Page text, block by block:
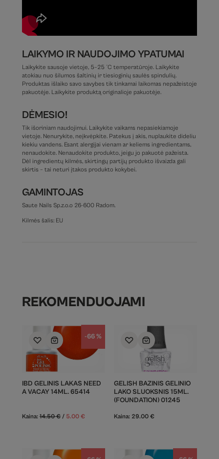
LAIKYMO IR NAUDOJIMO YPATUMAI
Laikykite sausoje vietoje, 5–25 °C temperatūroje. Laikykite
atokiau nuo šilumos šaltinių ir tiesioginių saulės spindulių.
Produktas išlaiko savo savybes tik tinkamai laikomas nepažeistoje
pakuotėje. Laikykite produktą originalioje pakuotėje.
DĖMESIO!
Tik išoriniam naudojimui. Laikykite vaikams nepasiekiamoje
vietoje. Nenurykite, neįkvėpkite. Patekus į akis, nuplaukite dideliu
kiekiu vandens. Esant alergijai vienam ar keliems ingredientams,
nenaudokite. Nenaudokite produkto, jeigu jo pakuotė pažeista.
Dėl ingredientų kilmės, skirtingų partijų produkto išvaizda gali
skirtis – tai neturi įtakos produkto kokybei.
GAMINTOJAS
Saute Nails Sp.z.o.o 26-600 Radom.
Kilmės šalis: EU
REKOMENDUOJAMI
-66 %
IBD GELINIS LAKAS NEED
A VACAY 14ML. 65414
Kaina: 14.50€ / 5.00 €
GELISH BAZINIS GELINIO
LAKO SLUOKSNIS 15ML.
(FOUNDATION) 01245
Kaina: 29.00 €